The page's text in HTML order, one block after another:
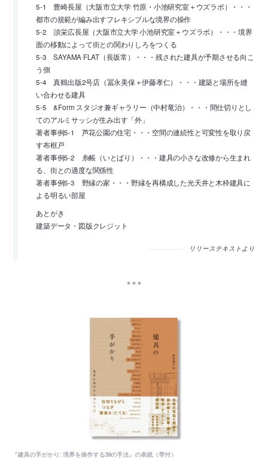
5-1 豊崎長屋（大阪市立大学 竹原・小池研究室＋ウズラボ）・・・
都市の規範が編み出すフレキシブルな境界の操作
5-2 須栄広長屋（大阪市立大学 小池研究室＋ウズラボ）・・・境界
面の移動によって街との関わりしろをつくる
5-3 SAYAMA FLAT（長坂常）・・・残された建具が予期させる向こ
う側
5-4 真鶴出版2号店（冨永美保＋伊藤孝仁）・・・建築と場所を縫
い合わせる建具
5-5 &Form スタジオ兼ギャラリー（中村竜治）・・・間仕切りとし
てのアルミサッシが生み出す「外」
著者事例5-1 芦花公園の住宅・・・空間の連続性と可変性を取り戻
す布框戸
著者事例5-2 糸帳（いとばり）・・・建具の小さな改修から生まれ
る、街との適度な関係性
著者事例5-3 野縁の家・・・野縁を再構成した光天井と木枠建具に
よる明るい部屋
あとがき
建築データ・図版クレジット
リリーステキストより